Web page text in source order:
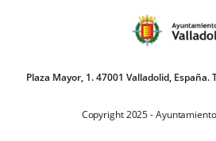
Plaza Mayor, 1. 47001 Valladolid, España.
Copyright 2025 -